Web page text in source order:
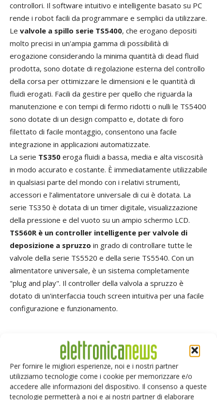
Per fornire le migliori esperienze, noi e i nostri partner
utilizziamo tecnologie come i cookie per memorizzare e/o
accedere alle informazioni del dispositivo. Il consenso a queste
tecnologie permetterà a noi e ai nostri partner di elaborare
controllori. Il software intuitivo e intelligente basato su PC
rende i robot facili da programmare e semplici da utilizzare.
Le valvole a spillo serie TS5400, che erogano depositi
molto precisi in un'ampia gamma di possibilità di
erogazione considerando la minima quantità di dead fluid
prodotta, sono dotate di regolazione esterna del controllo
della corsa per ottimizzare le dimensioni e le quantità di
fluidi erogati. Facili da gestire per quello che riguarda la
manutenzione e con tempi di fermo ridotti o nulli le TS5400
sono dotate di un design compatto e, dotate di foro
filettato di facile montaggio, consentono una facile
integrazione in applicazioni automatizzate.
La serie TS350 eroga fluidi a bassa, media e alta viscosità
in modo accurato e costante. È immediatamente utilizzabile
in qualsiasi parte del mondo con i relativi strumenti,
accessori e l’alimentatore universale di cui è dotata. La
serie TS350 è dotata di un timer digitale, visualizzazione
della pressione e del vuoto su un ampio schermo LCD.
TS560R è un controller intelligente per valvole di
deposizione a spruzzo in grado di controllare tutte le
valvole della serie TS5520 e della serie TS5540. Con un
alimentatore universale, è un sistema completamente
"plug and play". Il controller della valvola a spruzzo è
dotato di un'interfaccia touch screen intuitiva per una facile
configurazione e funzionamento.
dispensazione
Facebook Twitter